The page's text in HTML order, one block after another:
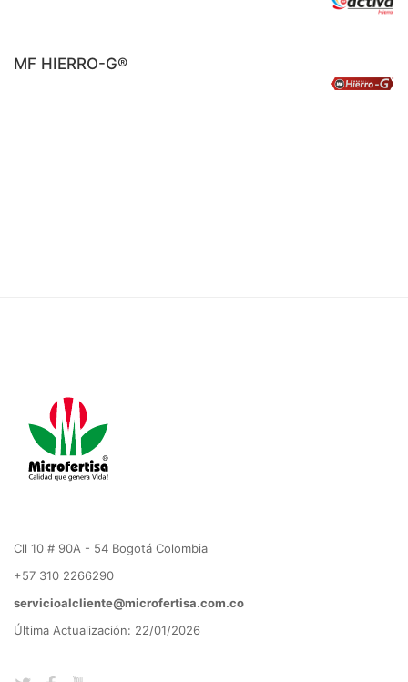
MF HIERRO-G®
Cll 10 # 90A - 54 Bogotá Colombia
+57 310 2266290
servicioalcliente@microfertisa.com.co
Última Actualización: 22/01/2026